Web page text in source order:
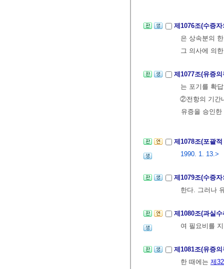
제1076조(수증
은 상속분의
그 의사에 의
제1077조(유증
는 포기를 확
②전항의 기간
유증을 승인
제1078조(포괄
1990. 1. 13.>
제1079조(수증
한다. 그러나
제1080조(과실
여 필요비를
제1081조(유증
한 때에는 제